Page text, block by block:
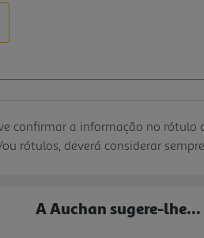
confirmar a informação no rótulo
rótulos, deverá considerar
A Auchan sugere-lhe...